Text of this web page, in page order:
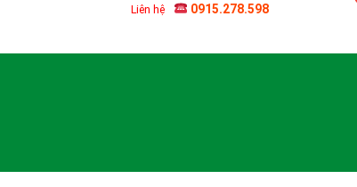
Liên hệ 0915.278.598